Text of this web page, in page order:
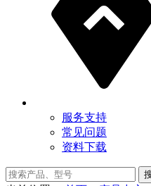
服务支持
常见问题
资料下载